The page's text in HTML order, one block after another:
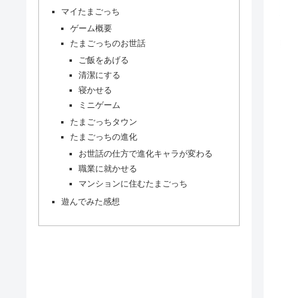
マイたまごっち
ゲーム概要
たまごっちのお世話
ご飯をあげる
清潔にする
寝かせる
ミニゲーム
たまごっちタウン
たまごっちの進化
お世話の仕方で進化キャラが変わる
職業に就かせる
マンションに住むたまごっち
遊んでみた感想